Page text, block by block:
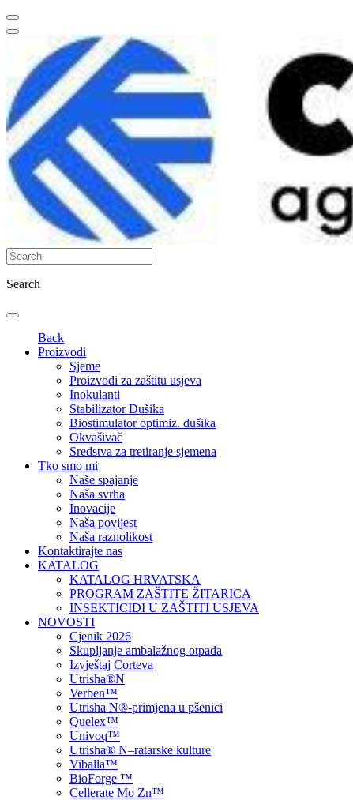
Search
Back
Proizvodi
Sjeme
Proizvodi za zaštitu usjeva
Inokulanti
Stabilizator Dušika
Biostimulator optimiz. dušika
Okvašivač
Sredstva za tretiranje sjemena
Tko smo mi
Naše spajanje
Naša svrha
Inovacije
Naša povijest
Naša raznolikost
Kontaktirajte nas
KATALOG
KATALOG HRVATSKA
PROGRAM ZAŠTITE ŽITARICA
INSEKTICIDI U ZAŠTITI USJEVA
NOVOSTI
Cjenik 2026
Skupljanje ambalažnog otpada
Izvještaj Corteva
Utrisha®N
Verben™
Utrisha N®-primjena u pšenici
Quelex™
Univoq™
Utrisha® N–ratarske kulture
Viballa™
BioForge ™
Cellerate Mo Zn™